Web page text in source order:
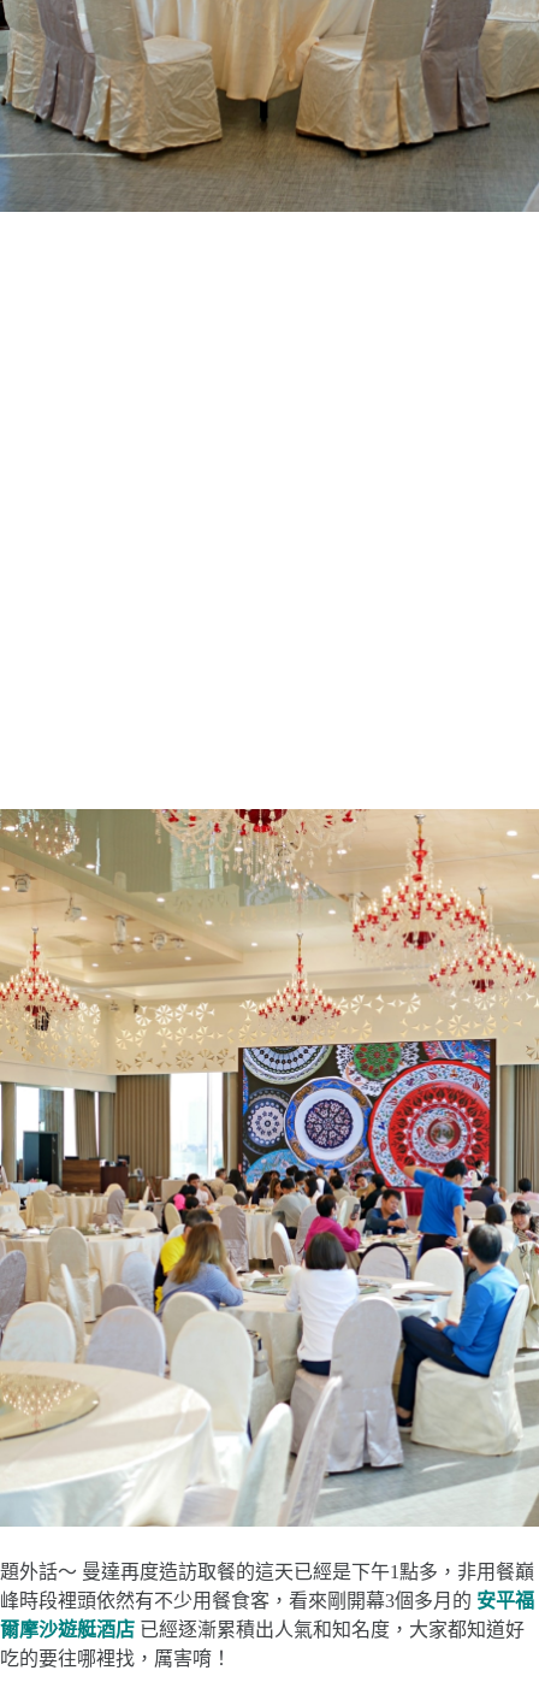
題外話～ 曼達再度造訪取餐的這天已經是下午1點多，非用餐巔
峰時段裡頭依然有不少用餐食客，看來剛開幕3個多月的 安平福
爾摩沙遊艇酒店 已經逐漸累積出人氣和知名度，大家都知道好
吃的要往哪裡找，厲害唷！